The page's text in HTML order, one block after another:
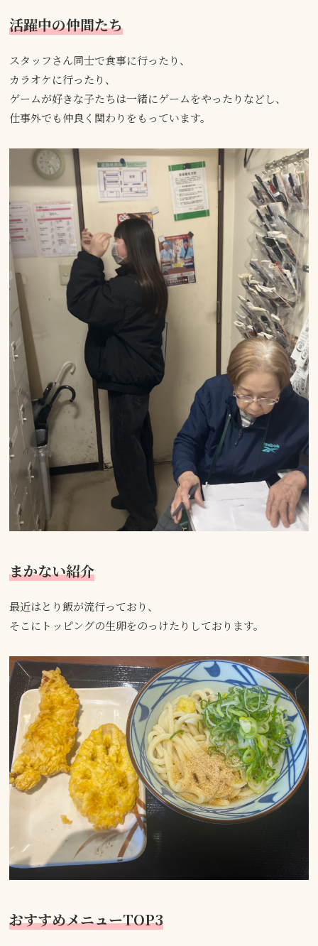
活躍中の仲間たち
スタッフさん同士で食事に行ったり、
カラオケに行ったり、
ゲームが好きな子たちは一緒にゲームをやったりなどし、
仕事外でも仲良く関わりをもっています。
まかない紹介
最近はとり飯が流行っており、
そこにトッピングの生卵をのっけたりしております。
おすすめメニューTOP3